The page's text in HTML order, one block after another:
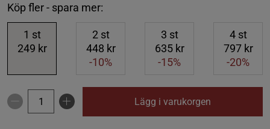
Köp fler - spara mer:
1 st
249 kr
2 st
448 kr
-10%
3 st
635 kr
-15%
4st
797 kr
-20%
Lägg i varukorgen